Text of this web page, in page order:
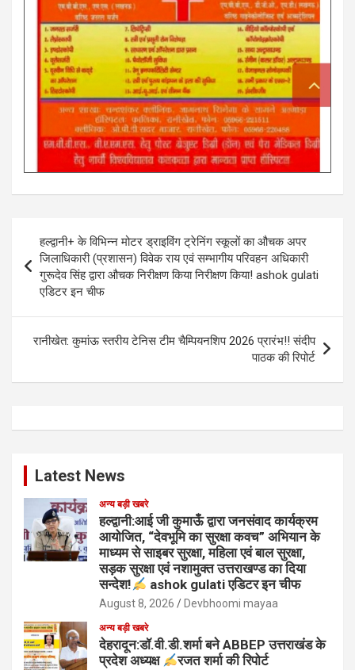
navigation
हल्द्वानी+ के विभिन्न मोटर ड्राइविंग ट्रेनिंग स्कूलों का औचक अपर
जिलाधिकारी (प्रशासन) विवेक राय एवं सम्भागीय परिवहन अधिकारी
गुरूदेव सिंह द्वारा औचक निरीक्षण किया निरीक्षण किया! ashok gulati
एडिटर इन चीफ
रानीखेत: कुमांऊ स्तरीय टेनिस टीम चैम्पियनशिप 2026 प्रारंभ!! संदीप
पाठक की रिपोर्ट
Latest News
अन्य बड़ी खबरे
हल्द्वानी:आई जी कुमाऊँ द्वारा जनसंवाद कार्यक्रम
आयोजित, “देवभूमि का सुरक्षा कवच” अभियान के
माध्यम से साइबर सुरक्षा, महिला एवं बाल सुरक्षा,
सड़क सुरक्षा एवं नशामुक्त उत्तराखण्ड का दिया
सन्देश!
ashok gulati एडिटर इन चीफ
August 8, 2026 Devbhoomi mayaa
अन्य बड़ी खबरे
देहरादून:डॉ.वी.डी.शर्मा बने ABBEP उत्तराखंड के
प्रदेश अध्यक्ष
रजत शर्मा की रिपोर्ट